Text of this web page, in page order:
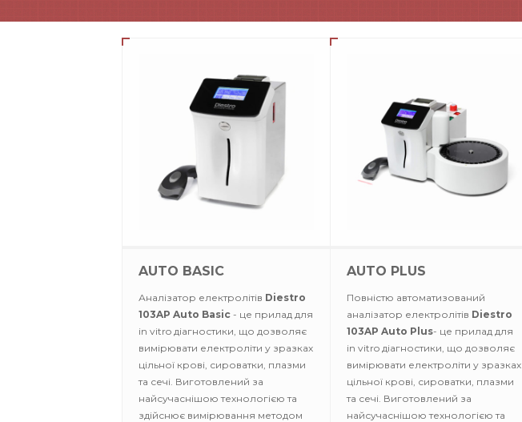
AUTO BASIC
Аналізатор електролітів Diestro
103AP Auto Basic - це прилад для
in vitro діагностики, що дозволяє
вимірювати електроліти у зразках
цільної крові, сироватки, плазми
та сечі. Виготовлений за
найсучаснішою технологією та
здійснює вимірювання методом
AUTO PLUS
Повністю автоматизований
аналізатор електролітів Diestro
103AP Auto Plus- це прилад для
in vitro діагностики, що дозволяє
вимірювати електроліти у зразках
цільної крові, сироватки, плазми
та сечі. Виготовлений за
найсучаснішою технологією та